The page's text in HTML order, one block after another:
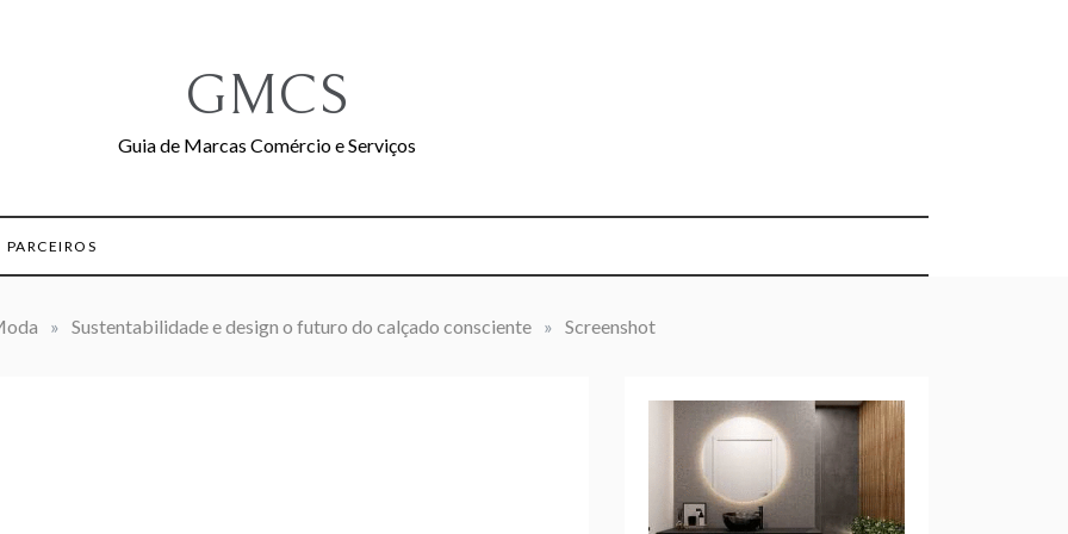
GMCS
Guia de Marcas Comércio e Serviços
PARCEIROS
» Sustentabilidade e design o futuro do calçado consciente » Screenshot